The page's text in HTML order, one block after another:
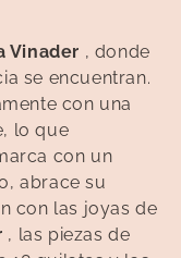
Vinader , donde
se encuentran.
con una
lo que
con un
abrace su
con las joyas de
, las piezas de